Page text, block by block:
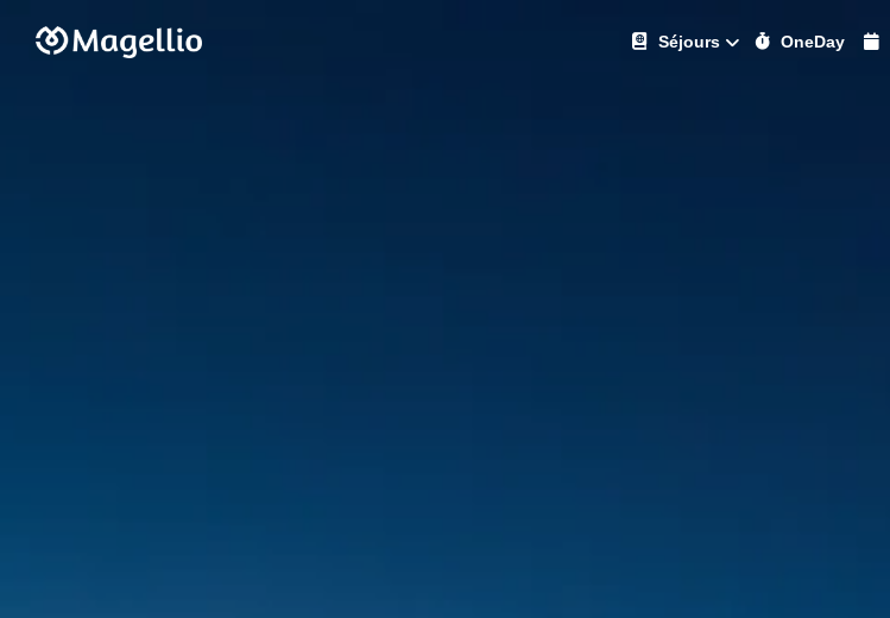
Séjours OneDay